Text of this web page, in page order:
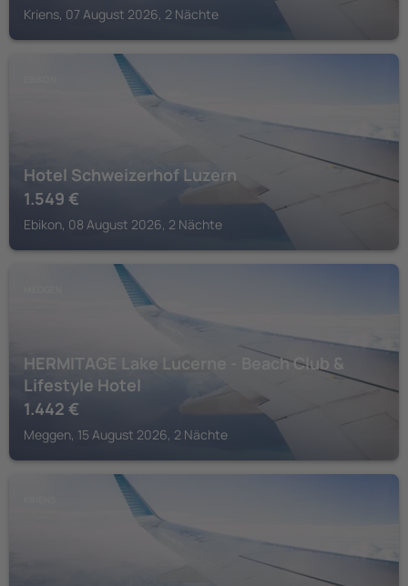
Kriens, 07 August 2026, 2 Nächte
Hotel Schweizerhof Luzern
1.549 €
Ebikon, 08 August 2026, 2 Nächte
HERMITAGE Lake Lucerne - Beach Club &
Lifestyle Hotel
1.442 €
Meggen, 15 August 2026, 2 Nächte